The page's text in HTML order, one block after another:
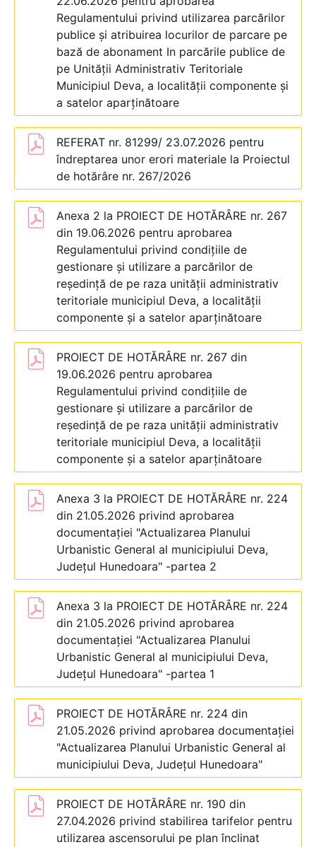
Regulamentului privind utilizarea parcărilor
publice și atribuirea locurilor de parcare pe
bază de abonament In parcările publice de
pe Unității Administrativ Teritoriale
Municipiul Deva, a localității componente și
a satelor aparținătoare
REFERAT nr. 81299/ 23.07.2026 pentru
îndreptarea unor erori materiale la Proiectul
de hotărâre nr. 267/2026
Anexa 2 la PROIECT DE HOTĂRÂRE nr. 267
din 19.06.2026 pentru aprobarea
Regulamentului privind condițiile de
gestionare și utilizare a parcărilor de
reședință de pe raza unității administrativ
teritoriale municipiul Deva, a localității
componente și a satelor aparținătoare
PROIECT DE HOTĂRÂRE nr. 267 din
19.06.2026 pentru aprobarea
Regulamentului privind condițiile de
gestionare și utilizare a parcărilor de
reședință de pe raza unității administrativ
teritoriale municipiul Deva, a localității
componente și a satelor aparținătoare
Anexa 3 la PROIECT DE HOTĂRÂRE nr. 224
din 21.05.2026 privind aprobarea
documentației "Actualizarea Planului
Urbanistic General al municipiului Deva,
Județul Hunedoara" -partea 2
Anexa 3 la PROIECT DE HOTĂRÂRE nr. 224
din 21.05.2026 privind aprobarea
documentației "Actualizarea Planului
Urbanistic General al municipiului Deva,
Județul Hunedoara" -partea 1
PROIECT DE HOTĂRÂRE nr. 224 din
21.05.2026 privind aprobarea documentației
"Actualizarea Planului Urbanistic General al
municipiului Deva, Județul Hunedoara"
PROIECT DE HOTĂRÂRE nr. 190 din
27.04.2026 privind stabilirea tarifelor pentru
utilizarea ascensorului pe plan înclinat